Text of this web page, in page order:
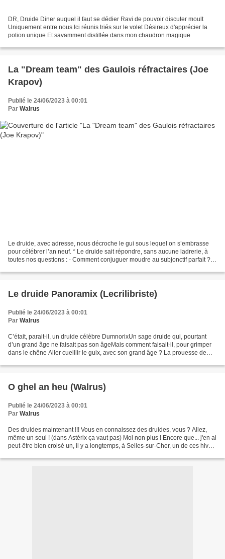
DR, Druide Diner auquel il faut se dédier Ravi de pouvoir discuter moult
Uniquement entre nous Ici réunis triés sur le volet Désireux d'apprécier la
potion unique Et savamment distillée dans mon chaudron magique
La "Dream team" des Gaulois réfractaires (Joe
Krapov)
Publié le 24/06/2023 à 00:01
Par Walrus
Le druide, avec adresse, nous décroche le gui sous lequel on s’embrasse
pour célébrer l’an neuf. * Le druide sait répondre, sans aucune ladrerie, à
toutes nos questions : - Comment conjuguer moudre au subjonctif parfait ? -
Le druide Panoramix (Lecrilibriste)
Publié le 24/06/2023 à 00:01
Par Walrus
C’était, parait-il, un druide célèbre DumnorixUn sage druide qui, pourtant
d’un grand âge ne faisait pas son âgeMais comment faisait-il, pour grimper
dans le chêne Aller cueillir le guix, avec son grand âge ? La prouesse de
O ghel an heu (Walrus)
Publié le 24/06/2023 à 00:01
Par Walrus
Des druides maintenant !!! Vous en connaissez des druides, vous ? Allez,
même un seul ! (dans Astérix ça vaut pas) Moi non plus ! Encore que... j'en ai
peut-être bien croisé un, il y a longtemps, à Selles-sur-Cher, un de ces hivers